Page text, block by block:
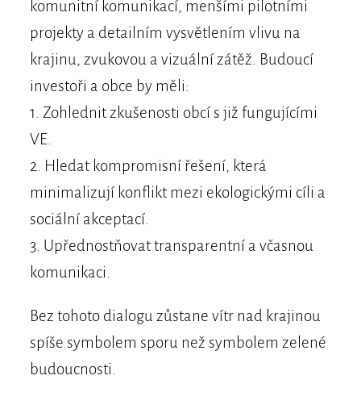
komunitní komunikací, menšími pilotními
projekty a detailním vysvětlením vlivu na
krajinu, zvukovou a vizuální zátěž. Budoucí
investoři a obce by měli:
1. Zohlednit zkušenosti obcí s již fungujícími
VE.
2. Hledat kompromisní řešení, která
minimalizují konflikt mezi ekologickými cíli a
sociální akceptací.
3. Upřednostňovat transparentní a včasnou
komunikaci.
Bez tohoto dialogu zůstane vítr nad krajinou
spíše symbolem sporu než symbolem zelené
budoucnosti.